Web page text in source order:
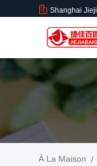
Shanghai
À La Maison /